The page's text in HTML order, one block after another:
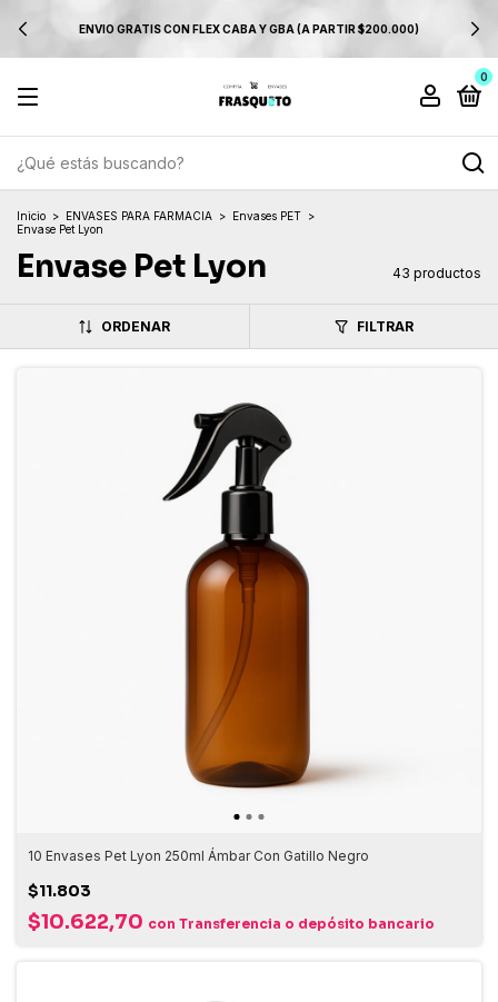
ENVIO GRATIS CON FLEX CABA Y GBA (A PARTIR $200.000)
0
Inicio > ENVASES PARA FARMACIA > Envases PET >
Envase Pet Lyon
Envase Pet Lyon 43 productos
ORDENAR FILTRAR
10 Envases Pet Lyon 250ml Ámbar Con Gatillo Negro
$11.803
$10.622,70 con Transferencia o depósito bancario